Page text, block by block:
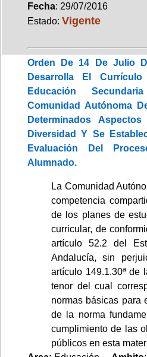
Fecha: 29/07/2016
Estado: Vigente
Orden De 14 De Julio
Desarrolla El
Educación
Comunidad Autónoma
Determinados
Diversidad Y Se
Evaluación Del
Alumnado.
La Comunidad
competencia
de los planes de
curricular, de
artículo 52.2 del
Andalucía, sin
artículo 149.1.30ª de
tenor del cual
normas básicas para
de la norma
cumplimiento de las
públicos en esta